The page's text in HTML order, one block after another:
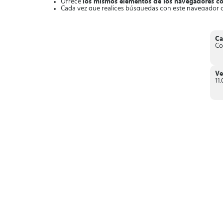
Ofrece los mismos elementos de los navegadores
Cada vez que realices búsquedas con este
Si deseas colaborar para este noble proyecto, puedes